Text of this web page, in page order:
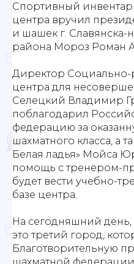
Спортивный
центра вручил
и шашек г. Славянска-
района Мороз Роман
Директор
центра для
Селецкий Владимир
поблагодарил
федерацию за
шахматного класса, а
Белая ладья» Мойса
помощь с тренером-
будет вести учебно-
базе центра.
На сегодняшний день,
это третий город,
Благотворительную